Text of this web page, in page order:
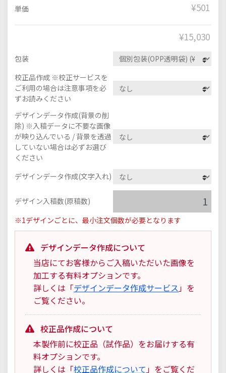
単価 ¥501
¥15,030
包装
校正品作成 ※校正サービスを
ご利用の場合は注意事項を必
ずお読みください
デザインデータ作成(背景の削
除) ※入稿データに不要な画像
が映り込んでいる / 背景を透過
していない場合は必ずお選び
ください
デザインデータ作成(文字入れ)
デザイン入稿数(原稿数)
※1デザインごとに、最小注文個数が必要となります
デザインデータ作成について
当店にてお客様からご入稿いただいた画像を
加工する有料オプションです。
詳しくは「デザインデータ作成サービス 」を
ご覧ください。
校正品作成について
本製作前に校正品（試作品）をお届けする有
料オプションです。
詳しくは「校正品作成について 」をご覧くだ